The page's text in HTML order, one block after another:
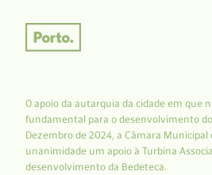
O apoio da autarquia da cidade em que
fundamental para o desenvolvimento
Dezembro de 2024, a Câmara Municipal
unanimidade um apoio à Turbina
desenvolvimento da Bedeteca.